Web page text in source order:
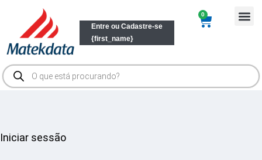
Olá, bem vindo!
Entre ou Cadastre-se
{first_name}
0
Iniciar sessão